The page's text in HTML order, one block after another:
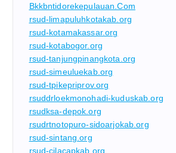
Bkkbntidorekepulauan.com
rsud-limapuluhkotakab.org
rsud-kotamakassar.org
rsud-kotabogor.org
rsud-tanjungpinangkota.org
rsud-simeuluekab.org
rsud-tpikepriprov.org
rsuddrloekmonohadi-kuduskab.org
rsudksa-depok.org
rsudrtnotopuro-sidoarjokab.org
rsud-sintang.org
rsud-cilacapkab.org